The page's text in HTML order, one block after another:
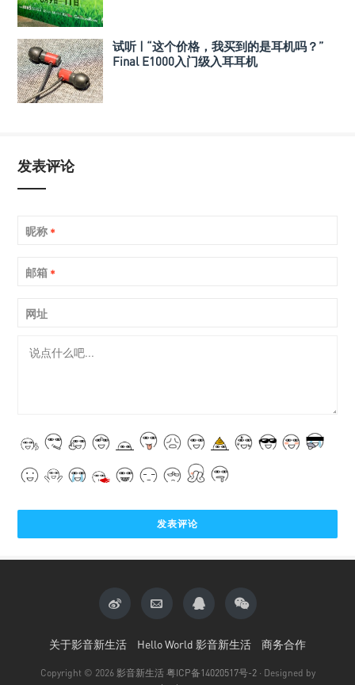
试听 | “这个价格，我买到的是耳机吗？”
Final E1000入门级入耳耳机
发表评论
昵称 *
邮箱 *
网址
关于影音新生活 Hello World 影音新生活 商务合作
Copyright © 2026 影音新生活 粤ICP备14020517号-2 · Designed by